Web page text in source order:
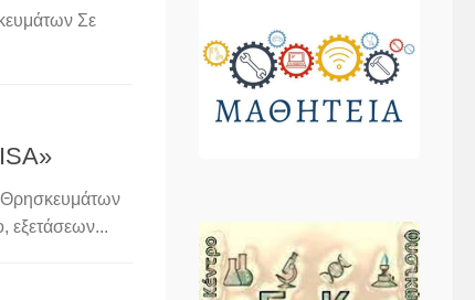
Σε
Θρησκευμάτων
εξετάσεων...